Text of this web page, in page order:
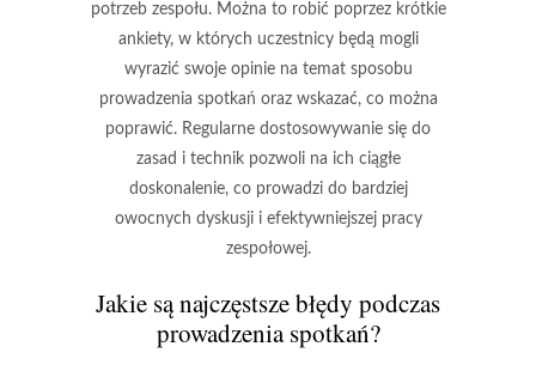
potrzeb zespołu. Można to robić poprzez krótkie
ankiety, w których uczestnicy będą mogli
wyrazić swoje opinie na temat sposobu
prowadzenia spotkań oraz wskazać, co można
poprawić. Regularne dostosowywanie się do
zasad i technik pozwoli na ich ciągłe
doskonalenie, co prowadzi do bardziej
owocnych dyskusji i efektywniejszej pracy
zespołowej.
Jakie są najczęstsze błędy podczas
prowadzenia spotkań?